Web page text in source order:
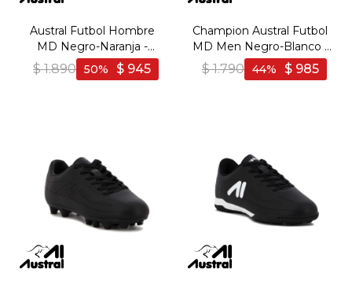
Austral Futbol Hombre
MD Negro-Naranja -
Negro-Naranja
$ 1.890 $ 945
50
Champion Austral Futbol
MD Men Negro-Blanco -
Negro-Blanco
$ 1.790 $ 985
44